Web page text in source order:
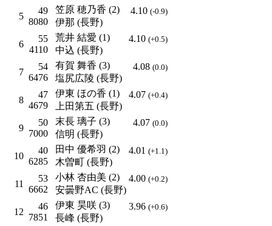
5
49
8080
笠原 穂乃香 (2)
伊那 (長野)
4.10 (-0.9)
6
55
4110
荒井 結愛 (1)
中込 (長野)
4.10 (+0.5)
7
54
6476
有賀 舞香 (3)
塩尻広陵 (長野)
4.08 (0.0)
8
47
4679
伊東 ほの香 (1)
上田第五 (長野)
4.07 (+0.4)
9
50
7000
末長 璃子 (3)
信明 (長野)
4.07 (0.0)
10
40
6285
田中 優希羽 (2)
木曽町 (長野)
4.01 (+1.1)
11
53
6662
小林 杏由美 (2)
安曇野AC (長野)
4.00 (+0.2)
12
46
7851
伊東 昊咲 (3)
長峰 (長野)
3.96 (+0.6)